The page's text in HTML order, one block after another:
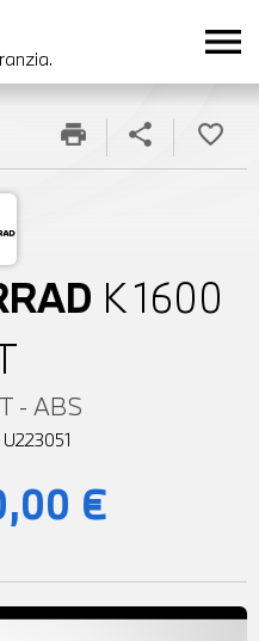
menu
K 1600
- ABS
U223051
print share favorite_border
€